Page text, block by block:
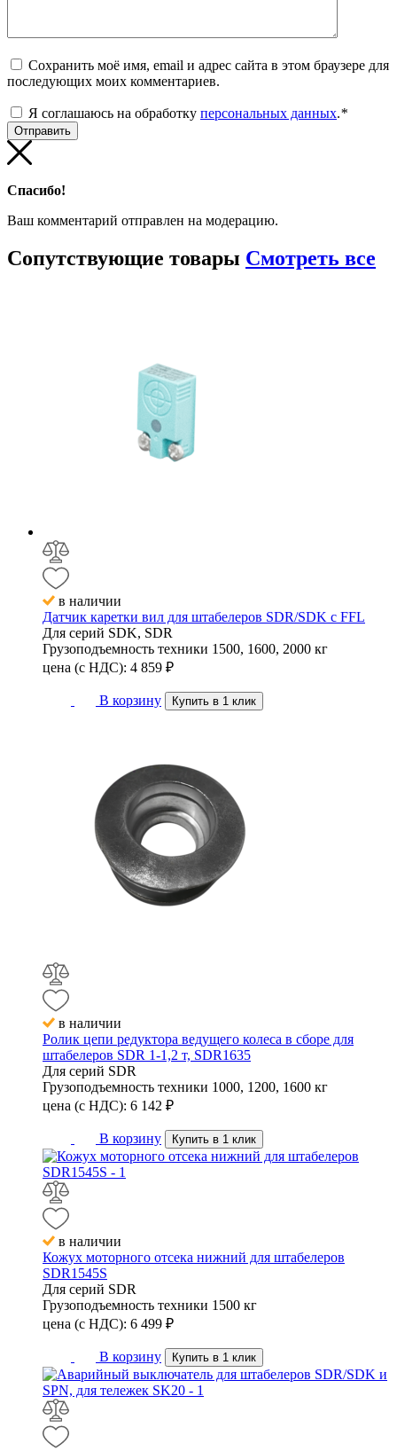
Сохранить моё имя, email и адрес сайта в этом браузере для
последующих моих комментариев.
Я соглашаюсь на обработку персональных данных.*
Спасибо!
Ваш комментарий отправлен на модерацию.
Сопутствующие товары Смотреть все
в наличии
Датчик каретки вил для штабелеров SDR/SDK с FFL
Для серий SDK, SDR
Грузоподъемность техники 1500, 1600, 2000 кг
цена (с НДС): 4 859 ₽
В корзину Купить в 1 клик
в наличии
Ролик цепи редуктора ведущего колеса в сборе для
штабелеров SDR 1-1,2 т, SDR1635
Для серий SDR
Грузоподъемность техники 1000, 1200, 1600 кг
цена (с НДС): 6 142 ₽
В корзину Купить в 1 клик
в наличии
Кожух моторного отсека нижний для штабелеров
SDR1545S
Для серий SDR
Грузоподъемность техники 1500 кг
цена (с НДС): 6 499 ₽
В корзину Купить в 1 клик